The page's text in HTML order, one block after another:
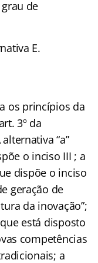
de
E.
os princípios da
3º da
“a”
o inciso III ; a
dispõe o inciso
geração de
da inovação”;
está disposto
competências
a